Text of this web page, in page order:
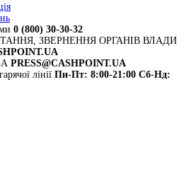
0 (800) 30-30-32
ЗВЕРНЕННЯ ОРГАНІВ ВЛАДИ
PRESS@CASHPOINT.UA
лінії Пн-Пт: 8:00-21:00 Сб-Нд: